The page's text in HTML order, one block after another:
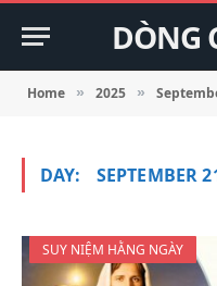
DÒNG
Home » 2025 »
DAY: SEPTEMBER
SUY NIỆM HẰNG NGÀY